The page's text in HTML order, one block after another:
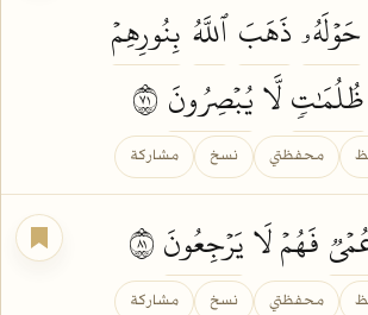
حَوۡلَهُۥذَهَبَ ٱللَّهُ بِنُورِهِمۡ
ظُلُمَٰتٖلَّايُبۡصِرُونَ
محفظتي نسخ مشاركة
فَهُمۡ لَايَرۡجِعُونَ
محفظتي نسخ مشاركة